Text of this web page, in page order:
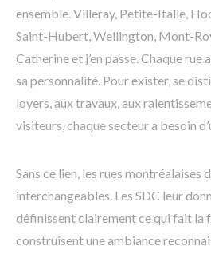
ensemble. Villeray, Petite-Italie,
Saint-Hubert, Wellington, Mont-
Catherine et j’en passe. Chaque rue
sa personnalité. Pour exister, se
loyers, aux travaux, aux
visiteurs, chaque secteur a besoin
Sans ce lien, les rues montréalaises
interchangeables. Les SDC leur
définissent clairement ce qui fait la
construisent une ambiance